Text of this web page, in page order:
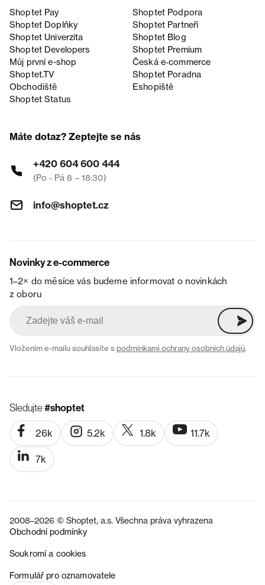
Shoptet Pay
Shoptet Podpora
Shoptet Doplňky
Shoptet Partneři
Shoptet Univerzita
Shoptet Blog
Shoptet Developers
Shoptet Premium
Můj první e-shop
Česká e‑commerce
Shoptet.TV
Shoptet Poradna
Obchodiště
Eshopiště
Shoptet Status
Máte dotaz? Zeptejte se nás
+420 604 600 444
(Po - Pá 8 – 18:30)
info@shoptet.cz
Novinky z e-commerce
1–2× do měsíce vás budeme informovat o novinkách
z oboru
Vložením e-mailu souhlasíte spodmínkami ochrany osobních údajů.
Sledujte#shoptet
26k 5.2k 1.8k 11.7k
7k
2008–2026 © Shoptet, a.s. Všechna práva vyhrazena
Obchodní podmínky
Soukromí a cookies
Formulář pro oznamovatele